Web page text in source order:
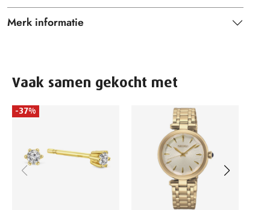
Merk informatie
Vaak samen gekocht met
-37%